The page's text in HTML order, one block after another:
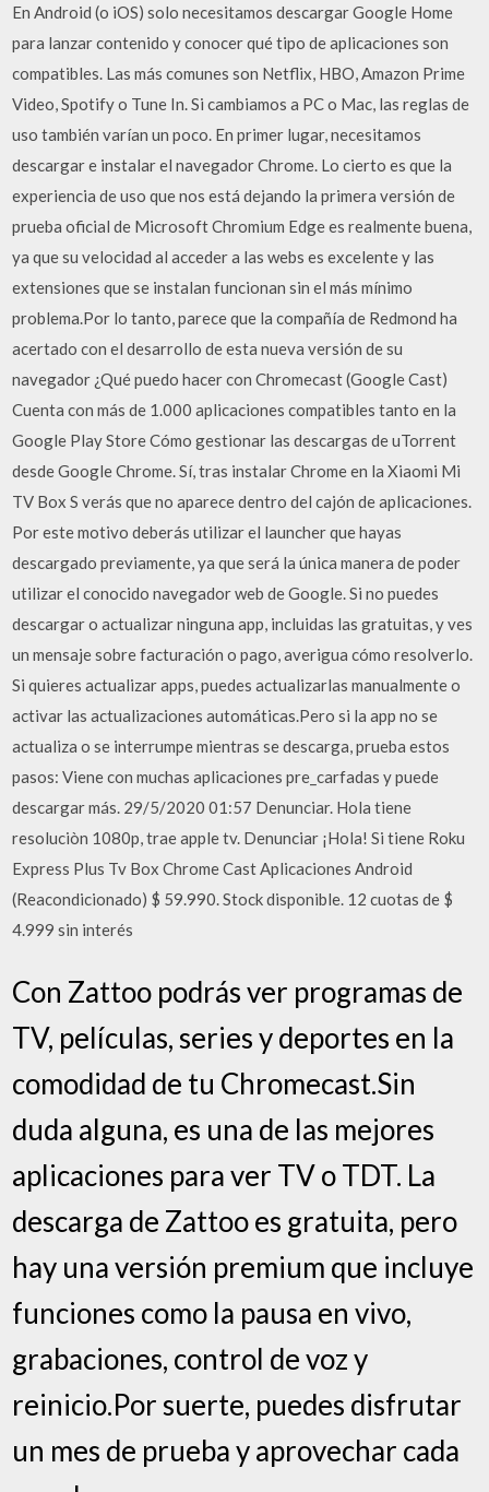
En Android (o iOS) solo necesitamos descargar Google Home
para lanzar contenido y conocer qué tipo de aplicaciones son
compatibles. Las más comunes son Netflix, HBO, Amazon Prime
Video, Spotify o Tune In. Si cambiamos a PC o Mac, las reglas de
uso también varían un poco. En primer lugar, necesitamos
descargar e instalar el navegador Chrome. Lo cierto es que la
experiencia de uso que nos está dejando la primera versión de
prueba oficial de Microsoft Chromium Edge es realmente buena,
ya que su velocidad al acceder a las webs es excelente y las
extensiones que se instalan funcionan sin el más mínimo
problema.Por lo tanto, parece que la compañía de Redmond ha
acertado con el desarrollo de esta nueva versión de su
navegador ¿Qué puedo hacer con Chromecast (Google Cast)
Cuenta con más de 1.000 aplicaciones compatibles tanto en la
Google Play Store Cómo gestionar las descargas de uTorrent
desde Google Chrome. Sí, tras instalar Chrome en la Xiaomi Mi
TV Box S verás que no aparece dentro del cajón de aplicaciones.
Por este motivo deberás utilizar el launcher que hayas
descargado previamente, ya que será la única manera de poder
utilizar el conocido navegador web de Google. Si no puedes
descargar o actualizar ninguna app, incluidas las gratuitas, y ves
un mensaje sobre facturación o pago, averigua cómo resolverlo.
Si quieres actualizar apps, puedes actualizarlas manualmente o
activar las actualizaciones automáticas.Pero si la app no se
actualiza o se interrumpe mientras se descarga, prueba estos
pasos: Viene con muchas aplicaciones pre_carfadas y puede
descargar más. 29/5/2020 01:57 Denunciar. Hola tiene
resoluciòn 1080p, trae apple tv. Denunciar ¡Hola! Si tiene Roku
Express Plus Tv Box Chrome Cast Aplicaciones Android
(Reacondicionado) $ 59.990. Stock disponible. 12 cuotas de $
4.999 sin interés
Con Zattoo podrás ver programas de
TV, películas, series y deportes en la
comodidad de tu Chromecast.Sin
duda alguna, es una de las mejores
aplicaciones para ver TV o TDT. La
descarga de Zattoo es gratuita, pero
hay una versión premium que incluye
funciones como la pausa en vivo,
grabaciones, control de voz y
reinicio.Por suerte, puedes disfrutar
un mes de prueba y aprovechar cada